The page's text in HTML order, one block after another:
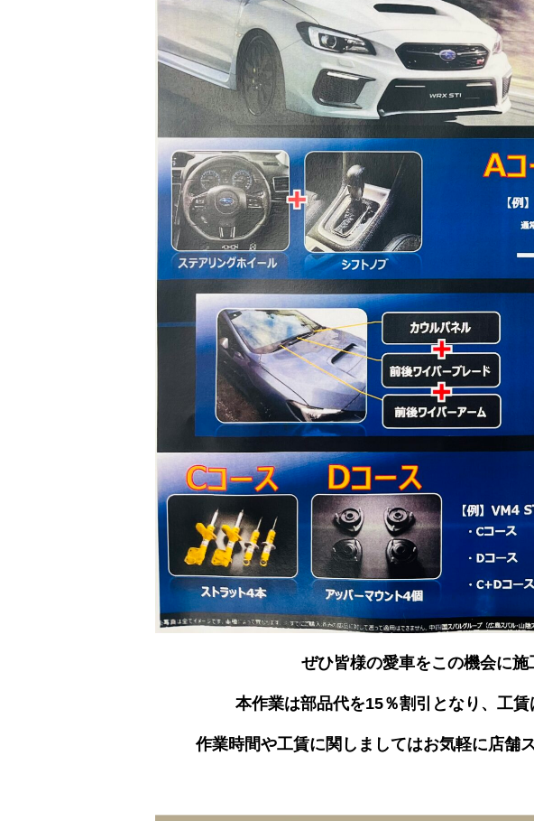
ぜひ皆様の愛車をこの機会に施
本作業は部品代を15％割引となり、工賃
作業時間や工賃に関しましてはお気軽に店舗